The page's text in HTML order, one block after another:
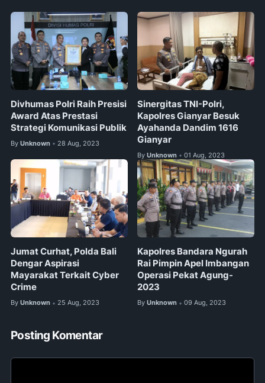
Divhumas Polri Raih Presisi
Award Atas Prestasi
Strategi Komunikasi Publik
By Unknown • 28 Aug, 2023
Sinergitas TNI-Polri,
Kapolres Gianyar Besuk
Ayahanda Dandim 1616
Gianyar
By Unknown • 01 Aug, 2023
Jumat Curhat, Polda Bali
Dengar Aspirasi
Mayarakat Terkait Cyber
Crime
By Unknown • 25 Aug, 2023
Kapolres Bandara Ngurah
Rai Pimpin Apel Imbangan
Operasi Pekat Agung-
2023
By Unknown • 09 Aug, 2023
Posting Komentar